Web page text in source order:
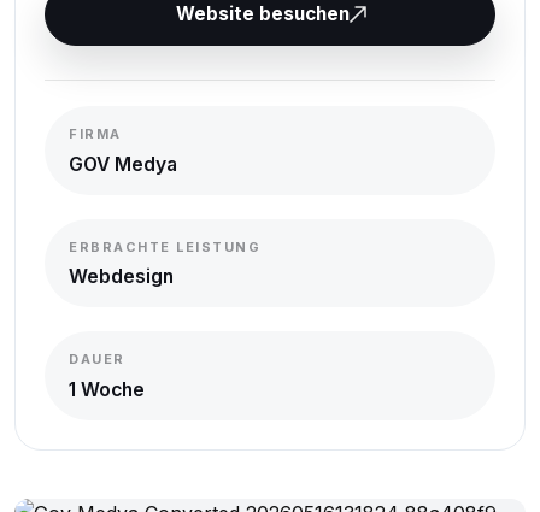
Website besuchen
FIRMA
GOV Medya
ERBRACHTE LEISTUNG
Webdesign
DAUER
1 Woche